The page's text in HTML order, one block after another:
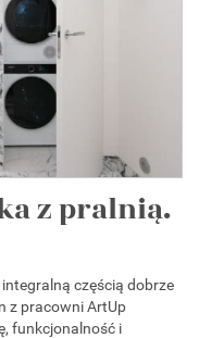
z pralnią.
częścią dobrze
z pracowni ArtUp
funkcjonalność i